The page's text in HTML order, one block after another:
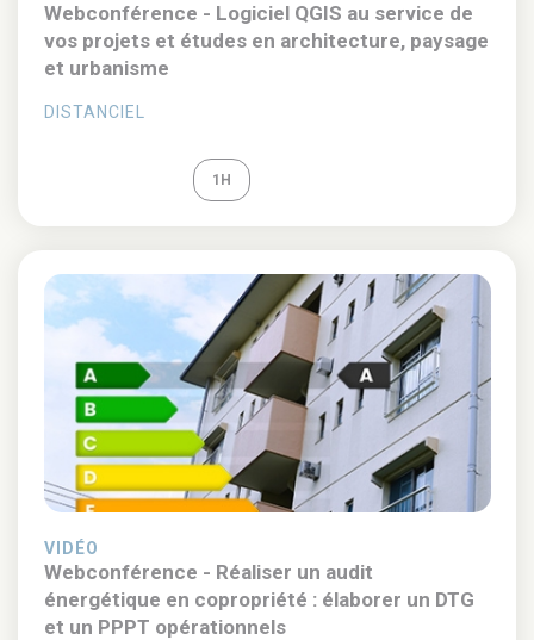
Webconférence - Logiciel QGIS au service de
vos projets et études en architecture, paysage
et urbanisme
DISTANCIEL
1H
VIDÉO
Webconférence - Réaliser un audit
énergétique en copropriété : élaborer un DTG
et un PPPT opérationnels